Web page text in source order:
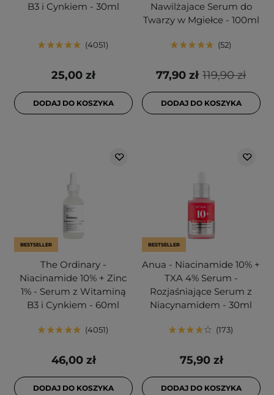
B3 i Cynkiem - 30ml
4051
25,00 zł
DODAJ DO KOSZYKA
Nawilżajace Serum do
Twarzy w Mgiełce - 100ml
52
119,90 zł
77,90 zł
DODAJ DO KOSZYKA
BESTSELLER
The Ordinary -
Niacinamide 10% + Zinc
1% - Serum z Witaminą
B3 i Cynkiem - 60ml
4051
46,00 zł
DODAJ DO KOSZYKA
BESTSELLER
Anua - Niacinamide 10% +
TXA 4% Serum -
Rozjaśniające Serum z
Niacynamidem - 30ml
173
75,90 zł
DODAJ DO KOSZYKA